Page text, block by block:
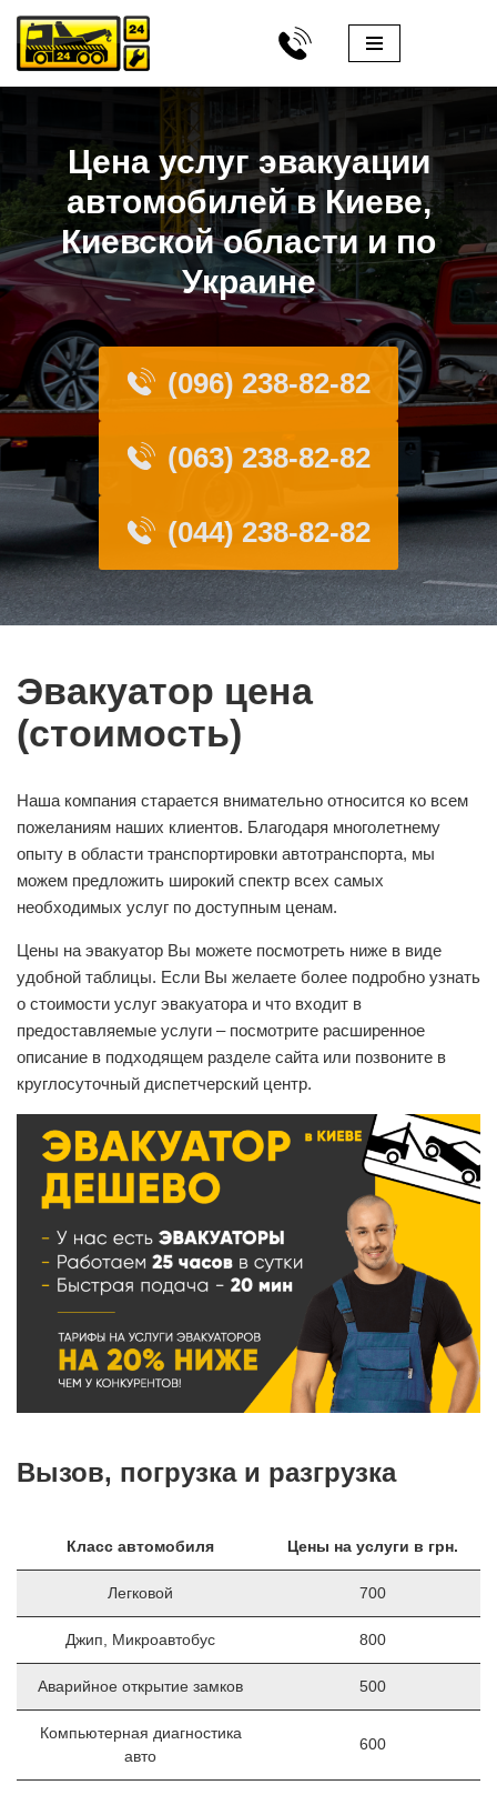
Перейти
к
Цена услуг эвакуации
автомобилей в Киеве,
Киевской области и по
Украине
(096) 238-82-82
(063) 238-82-82
(044) 238-82-82
Эвакуатор цена
(стоимость)
Наша компания старается внимательно относится ко всем
пожеланиям наших клиентов. Благодаря многолетнему
опыту в области транспортировки автотранспорта, мы
можем предложить широкий спектр всех самых
необходимых услуг по доступным ценам.
Цены на эвакуатор Вы можете посмотреть ниже в виде
удобной таблицы. Если Вы желаете более подробно узнать
о стоимости услуг эвакуатора и что входит в
предоставляемые услуги – посмотрите расширенное
описание в подходящем разделе сайта или позвоните в
круглосуточный диспетчерский центр.
Вызов, погрузка и разгрузка
Класс автомобиля Цены на услуги в грн.
Легковой 700
Джип, Микроавтобус 800
Аварийное открытие замков 500
Компьютерная диагностика
авто
600